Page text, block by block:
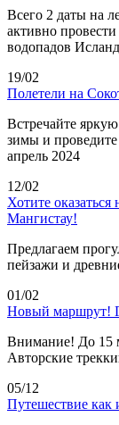
Всего 2 даты на
активно
водопадов
19/02
Полетели на
Встречайте
зимы и
апрель 2024
12/02
Хотите
Мангистау!
Предлагаем
пейзажи и
01/02
Новый маршрут!
Внимание! До 15
Авторские
05/12
Путешествие как